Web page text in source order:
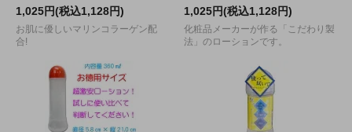
1,025円(税込1,128円)
お肌に優しいマリンコラーゲン配
合!
1,025円(税込1,128円)
化粧品メーカーが作る「こだわり製
法」のローションです。